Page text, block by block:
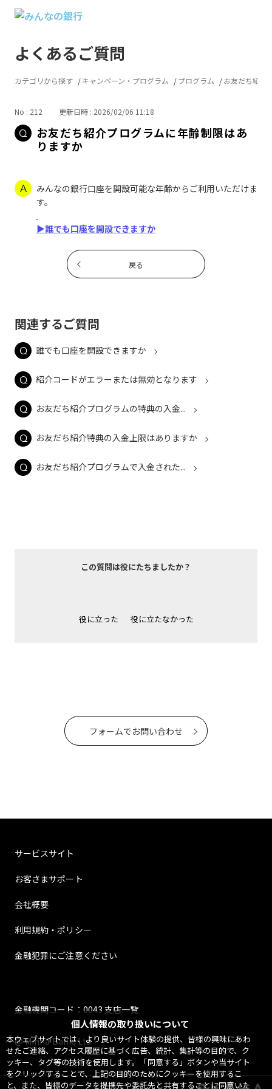
よくあるご質問
個人情報の取り扱いについて
本ウェブサイトでは、より良いサイト体験の提供、皆様の興味にあわ
せたご連絡、アクセス履歴に基づく広告、統計、集計等の目的で、ク
ッキー、タグ等の技術を使用します。「同意する」ボタンや当サイト
をクリックすることで、上記の目的のためにクッキーを使用するこ
と、また、皆様のデータを提携先や委託先と共有することに同意いた
カテゴリから探す キャンペーン・プログラム プログラム お友だち紹介
No : 212 更新日時 : 2026/02/06 11:18
お友だち紹介プログラムに年齢制限はあ
りますか
みんなの銀行口座を開設可能な年齢からご利用いただけま
す。
▶誰でも口座を開設できますか
戻る
関連するご質問
誰でも口座を開設できますか
紹介コードがエラーまたは無効となります
お友だち紹介プログラムの特典の入金...
お友だち紹介特典の入金上限はありますか
お友だち紹介プログラムで入金された...
この質問は役にたちましたか？
役に立った 役に立たなかった
フォームでお問い合わせ
サービスサイト
お客さまサポート
会社概要
利用規約・ポリシー
金融犯罪にご注意ください
金融機関コード：0043 支店一覧
@ Minna Bank, Ltd.